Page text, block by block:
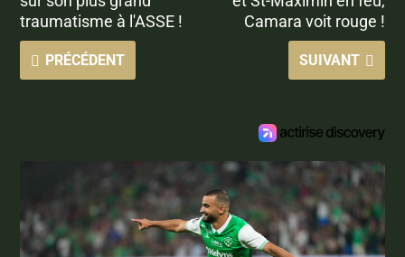
traumatisme à l'ASSE !
PRÉCÉDENT
Camara voit rouge !
SUIVANT